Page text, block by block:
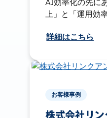
AI効率化の先に
上」と「運用効率
詳細はこちら
お客様事例
株式会社リ